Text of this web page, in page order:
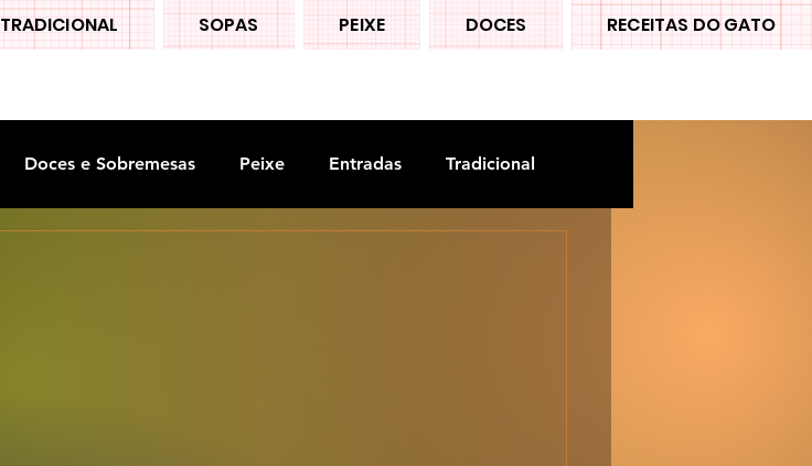
TRADICIONAL SOPAS PEIXE DOCES RECEITAS DO GATO
Doces e Sobremesas Peixe Entradas Tradicional